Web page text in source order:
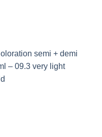
semi + demi
– 09.3 very light